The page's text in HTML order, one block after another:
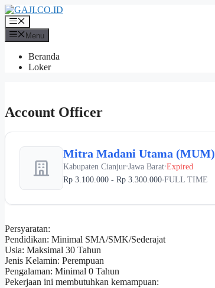
Langsung
ke
isi
Menu
Menu
Beranda
Loker
Account Officer
Mitra Madani Utama (MUM)
Kabupaten Cianjur•Jawa Barat•Expired
Rp 3.100.000 - Rp 3.300.000•FULL TIME
Persyaratan:
Pendidikan: Minimal SMA/SMK/Sederajat
Usia: Maksimal 30 Tahun
Jenis Kelamin: Perempuan
Pengalaman: Minimal 0 Tahun
Pekerjaan ini membutuhkan kemampuan: